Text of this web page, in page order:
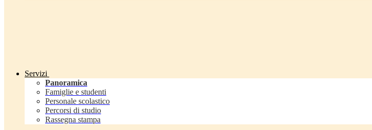
Servizi
Panoramica
Famiglie e studenti
Personale scolastico
Percorsi di studio
Rassegna stampa